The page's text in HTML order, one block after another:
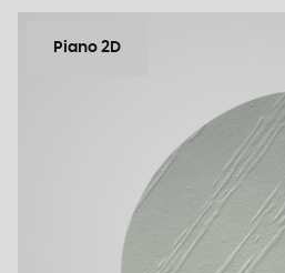
Piano 2D